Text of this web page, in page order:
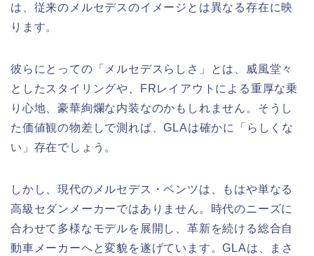
は、従来のメルセデスのイメージとは異なる存在に映
ります。
彼らにとっての「メルセデスらしさ」とは、威風堂々
としたスタイリングや、FRレイアウトによる重厚な乗
り心地、豪華絢爛な内装なのかもしれません。そうし
た価値観の物差しで測れば、GLAは確かに「らしくな
い」存在でしょう。
しかし、現代のメルセデス・ベンツは、もはや単なる
高級セダンメーカーではありません。時代のニーズに
合わせて多様なモデルを展開し、革新を続ける総合自
動車メーカーへと変貌を遂げています。GLAは、まさ